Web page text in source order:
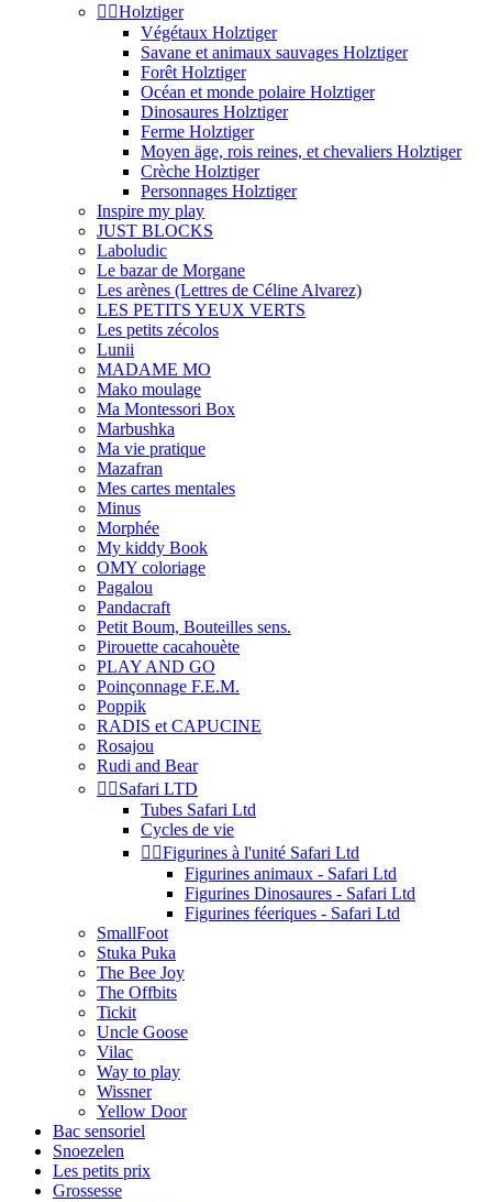
 Holztiger
Végétaux Holztiger
Savane et animaux sauvages Holztiger
Forêt Holztiger
Océan et monde polaire Holztiger
Dinosaures Holztiger
Ferme Holztiger
Moyen äge, rois reines, et chevaliers Holztiger
Crèche Holztiger
Personnages Holztiger
Inspire my play
JUST BLOCKS
Laboludic
Le bazar de Morgane
Les arènes (Lettres de Céline Alvarez)
LES PETITS YEUX VERTS
Les petits zécolos
Lunii
MADAME MO
Mako moulage
Ma Montessori Box
Marbushka
Ma vie pratique
Mazafran
Mes cartes mentales
Minus
Morphée
My kiddy Book
OMY coloriage
Pagalou
Pandacraft
Petit Boum, Bouteilles sens.
Pirouette cacahouète
PLAY AND GO
Poinçonnage F.E.M.
Poppik
RADIS et CAPUCINE
Rosajou
Rudi and Bear
 Safari LTD
Tubes Safari Ltd
Cycles de vie
 Figurines à l'unité Safari Ltd
Figurines animaux - Safari Ltd
Figurines Dinosaures - Safari Ltd
Figurines féeriques - Safari Ltd
SmallFoot
Stuka Puka
The Bee Joy
The Offbits
Tickit
Uncle Goose
Vilac
Way to play
Wissner
Yellow Door
Bac sensoriel
Snoezelen
Les petits prix
Grossesse